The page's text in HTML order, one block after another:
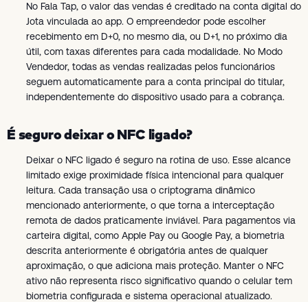
No Fala Tap, o valor das vendas é creditado na conta digital do
Jota vinculada ao app. O empreendedor pode escolher
recebimento em D+0, no mesmo dia, ou D+1, no próximo dia
útil, com taxas diferentes para cada modalidade. No Modo
Vendedor, todas as vendas realizadas pelos funcionários
seguem automaticamente para a conta principal do titular,
independentemente do dispositivo usado para a cobrança.
É seguro deixar o NFC ligado?
Deixar o NFC ligado é seguro na rotina de uso. Esse alcance
limitado exige proximidade física intencional para qualquer
leitura. Cada transação usa o criptograma dinâmico
mencionado anteriormente, o que torna a interceptação
remota de dados praticamente inviável. Para pagamentos via
carteira digital, como Apple Pay ou Google Pay, a biometria
descrita anteriormente é obrigatória antes de qualquer
aproximação, o que adiciona mais proteção. Manter o NFC
ativo não representa risco significativo quando o celular tem
biometria configurada e sistema operacional atualizado.